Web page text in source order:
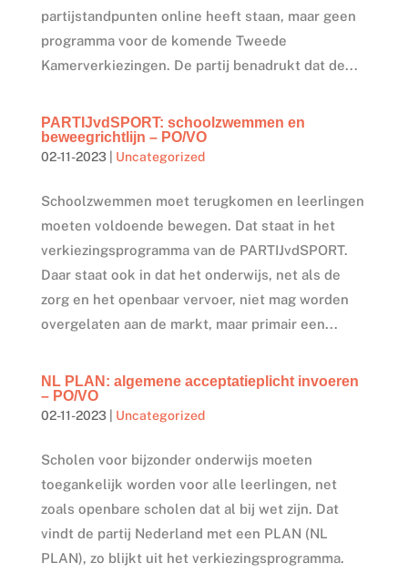
partijstandpunten online heeft staan, maar geen
programma voor de komende Tweede
Kamerverkiezingen. De partij benadrukt dat de...
PARTIJvdSPORT: schoolzwemmen en
beweegrichtlijn – PO/VO
02-11-2023| Uncategorized
Schoolzwemmen moet terugkomen en leerlingen
moeten voldoende bewegen. Dat staat in het
verkiezingsprogramma van de PARTIJvdSPORT.
Daar staat ook in dat het onderwijs, net als de
zorg en het openbaar vervoer, niet mag worden
overgelaten aan de markt, maar primair een...
NL PLAN: algemene acceptatieplicht invoeren
– PO/VO
02-11-2023| Uncategorized
Scholen voor bijzonder onderwijs moeten
toegankelijk worden voor alle leerlingen, net
zoals openbare scholen dat al bij wet zijn. Dat
vindt de partij Nederland met een PLAN (NL
PLAN), zo blijkt uit het verkiezingsprogramma.